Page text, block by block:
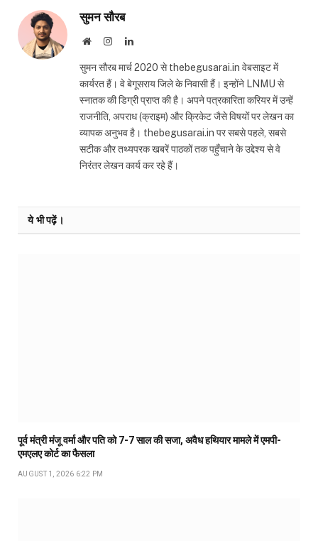
सुमन सौरब
WebsiteInstagramLinkedIn
सुमन सौरब मार्च 2020 से thebegusarai.in वेबसाइट में
कार्यरत हैं। वे बेगूसराय जिले के निवासी हैं। इन्होंने LNMU से
स्नातक की डिग्री प्राप्त की है। अपने पत्रकारिता करियर में उन्हें
राजनीति, अपराध (क्राइम) और क्रिकेट जैसे विषयों पर लेखन का
व्यापक अनुभव है। thebegusarai.in पर सबसे पहले, सबसे
सटीक और तथ्यपरक खबरें पाठकों तक पहुँचाने के उद्देश्य से वे
निरंतर लेखन कार्य कर रहे हैं।
ये भी पढ़ें।
पूर्व मंत्री मंजू वर्मा और पति को 7-7 साल की सजा, अवैध हथियार मामले में एमपी-
एमएलए कोर्ट का फैसला
AUGUST 1, 2026 6:22 PM